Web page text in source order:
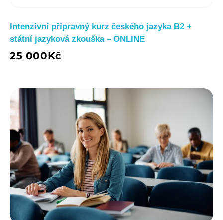
Intenzivní přípravný kurz českého jazyka B2 +
státní jazyková zkouška – ONLINE
25 000Kč